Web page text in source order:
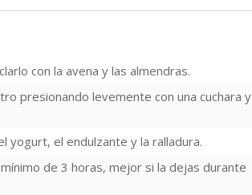
con la avena y las almendras.
presionando levemente con una cuchara y
yogurt, el endulzante y la ralladura.
de 3 horas, mejor si la dejas durante